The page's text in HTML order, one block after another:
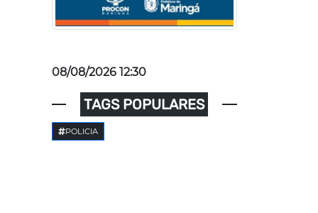
08/08/2026 12:30
TAGS POPULARES
POLICIA